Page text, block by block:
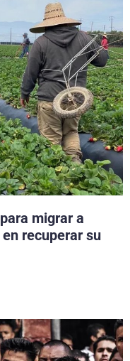
migrar a
recuperar su